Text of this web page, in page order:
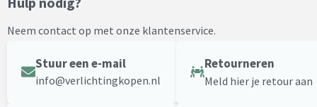
Neem contact op met onze klantenservice.
Stuur een e-mail
info@verlichtingkopen.nl
Retourneren
Meld hier je retour aan